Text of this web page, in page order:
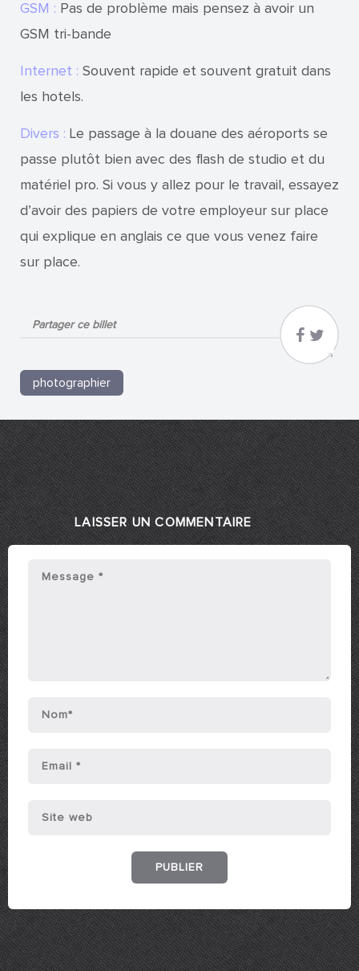
GSM : Pas de problème mais pensez à avoir un
GSM tri-bande
Internet : Souvent rapide et souvent gratuit dans
les hotels.
Divers : Le passage à la douane des aéroports se
passe plutôt bien avec des flash de studio et du
matériel pro. Si vous y allez pour le travail, essayez
d’avoir des papiers de votre employeur sur place
qui explique en anglais ce que vous venez faire
sur place.
Partager ce billet
photographier
LAISSER UN COMMENTAIRE